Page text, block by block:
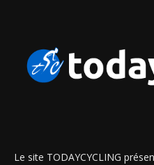
Le site TODAYCYCLING